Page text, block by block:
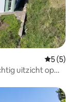
5 (5)
uitzicht op